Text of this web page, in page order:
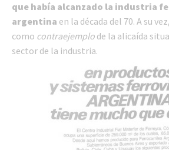
que había alcanzado la industria
argentina en la década del 70. A su
como contraejemplo de la alicaída
sector de la industria.